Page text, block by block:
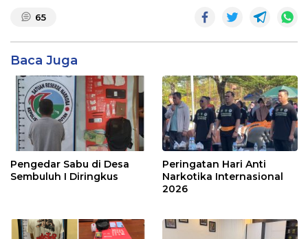
65
Baca Juga
Pengedar Sabu di Desa
Sembuluh I Diringkus
Peringatan Hari Anti
Narkotika Internasional
2026